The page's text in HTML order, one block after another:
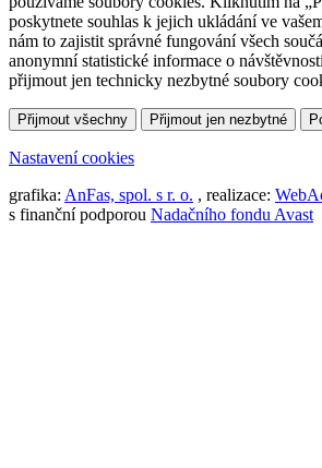
poskytnete souhlas k jejich ukládání ve
nám to zajistit správné fungování všech
anonymní statistické informace o
přijmout jen technicky nezbytné soubory
Přijmout všechny Přijmout jen nezbytné
Nastavení cookies
grafika: AnFas, spol. s r. o. , realizace:
s finanční podporou Nadačního fondu Avast